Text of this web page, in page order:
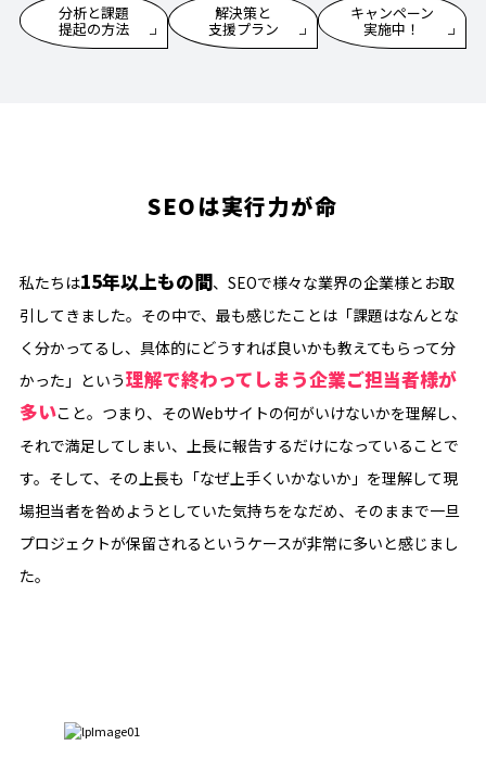
分析と課題
提起の方法
解決策と
支援プラン
キャンペーン
実施中！
SEOは実行力が命
私たちは15年以上もの間、SEOで様々な業界の企業様とお取
引してきました。その中で、最も感じたことは「課題はなんとな
く分かってるし、具体的にどうすれば良いかも教えてもらって分
かった」という理解で終わってしまう企業ご担当者様が
多いこと。つまり、そのWebサイトの何がいけないかを理解し、
それで満足してしまい、上長に報告するだけになっていることで
す。そして、その上長も「なぜ上手くいかないか」を理解して現
場担当者を咎めようとしていた気持ちをなだめ、そのままで一旦
プロジェクトが保留されるというケースが非常に多いと感じまし
た。